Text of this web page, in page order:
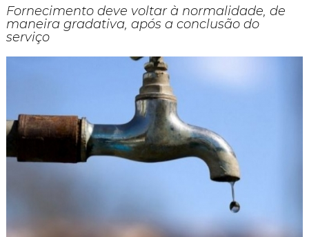
Fornecimento deve voltar à normalidade, de
maneira gradativa, após a conclusão do
serviço